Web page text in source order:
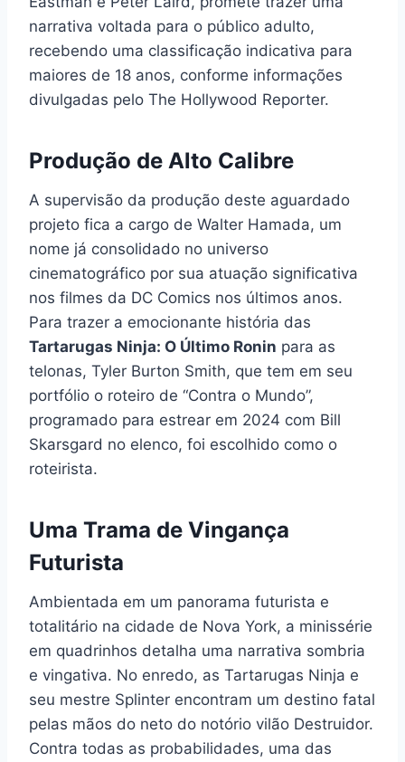
narrativa voltada para o público adulto,
recebendo uma classificação indicativa para
maiores de 18 anos, conforme informações
divulgadas pelo The Hollywood Reporter.
Produção de Alto Calibre
A supervisão da produção deste aguardado
projeto fica a cargo de Walter Hamada, um
nome já consolidado no universo
cinematográfico por sua atuação significativa
nos filmes da DC Comics nos últimos anos.
Para trazer a emocionante história das
Tartarugas Ninja: O Último Ronin para as
telonas, Tyler Burton Smith, que tem em seu
portfólio o roteiro de “Contra o Mundo”,
programado para estrear em 2024 com Bill
Skarsgard no elenco, foi escolhido como o
roteirista.
Uma Trama de Vingança
Futurista
Ambientada em um panorama futurista e
totalitário na cidade de Nova York, a minissérie
em quadrinhos detalha uma narrativa sombria
e vingativa. No enredo, as Tartarugas Ninja e
seu mestre Splinter encontram um destino fatal
pelas mãos do neto do notório vilão Destruidor.
Contra todas as probabilidades, uma das